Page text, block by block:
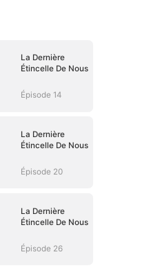
La Dernière
Étincelle De Nous
Épisode 14
La Dernière
Étincelle De Nous
Épisode 20
La Dernière
Étincelle De Nous
Épisode 26